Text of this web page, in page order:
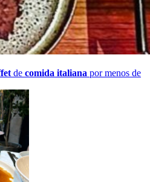
de comida italiana por menos de